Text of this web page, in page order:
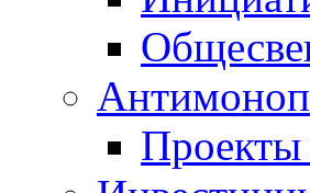
Проекты